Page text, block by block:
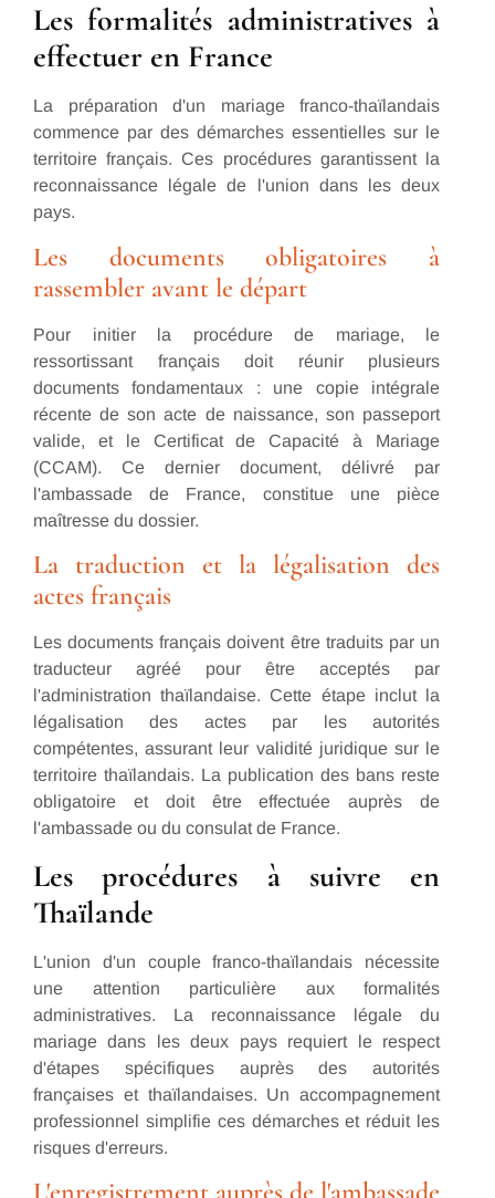
Les formalités administratives à
effectuer en France
La préparation d'un mariage franco-thaïlandais
commence par des démarches essentielles sur le
territoire français. Ces procédures garantissent la
reconnaissance légale de l'union dans les deux
pays.
Les documents obligatoires à
rassembler avant le départ
Pour initier la procédure de mariage, le
ressortissant français doit réunir plusieurs
documents fondamentaux : une copie intégrale
récente de son acte de naissance, son passeport
valide, et le Certificat de Capacité à Mariage
(CCAM). Ce dernier document, délivré par
l'ambassade de France, constitue une pièce
maîtresse du dossier.
La traduction et la légalisation des
actes français
Les documents français doivent être traduits par un
traducteur agréé pour être acceptés par
l'administration thaïlandaise. Cette étape inclut la
légalisation des actes par les autorités
compétentes, assurant leur validité juridique sur le
territoire thaïlandais. La publication des bans reste
obligatoire et doit être effectuée auprès de
l'ambassade ou du consulat de France.
Les procédures à suivre en
Thaïlande
L'union d'un couple franco-thaïlandais nécessite
une attention particulière aux formalités
administratives. La reconnaissance légale du
mariage dans les deux pays requiert le respect
d'étapes spécifiques auprès des autorités
françaises et thaïlandaises. Un accompagnement
professionnel simplifie ces démarches et réduit les
risques d'erreurs.